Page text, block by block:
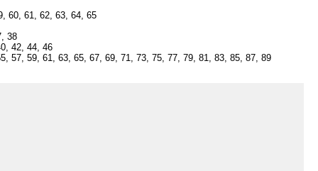
60, 61, 62, 63, 64, 65
38
42, 44, 46
57, 59, 61, 63, 65, 67, 69, 71, 73, 75, 77, 79, 81, 83, 85, 87, 89